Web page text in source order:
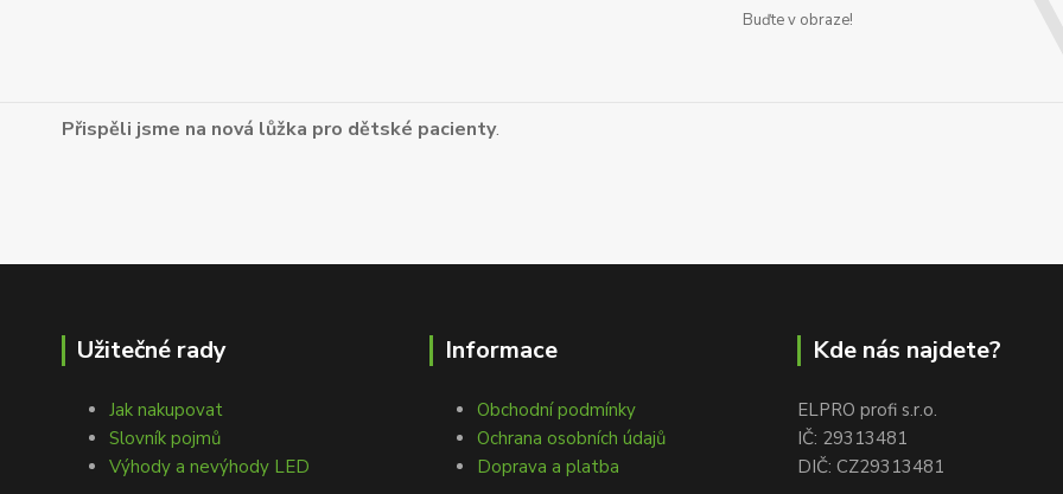
Buďte v obraze!
Přispěli jsme na nová lůžka pro dětské pacienty.
Užitečné rady
Jak nakupovat
Slovník pojmů
Výhody a nevýhody LED
Informace
Obchodní podmínky
Ochrana osobních údajů
Doprava a platba
Kde nás najdete?
ELPRO profi s.r.o.
IČ: 29313481
DIČ: CZ29313481